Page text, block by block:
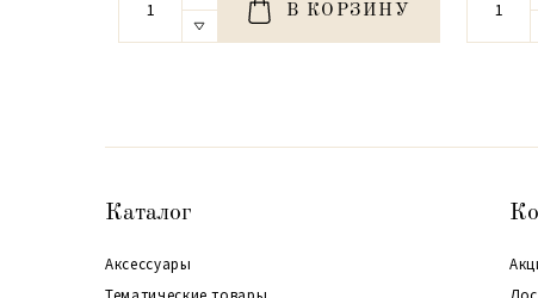
В КОРЗИНУ
Каталог
Аксессуары